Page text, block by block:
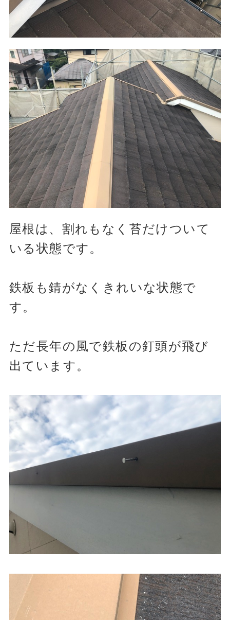
屋根は、割れもなく苔だけついて
いる状態です。
鉄板も錆がなくきれいな状態で
す。
ただ長年の風で鉄板の釘頭が飛び
出ています。